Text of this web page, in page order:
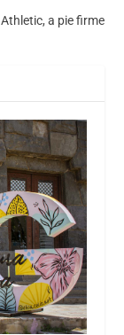
Athletic, a pie firme